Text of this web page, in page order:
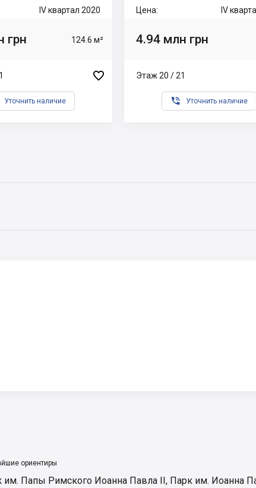
IV квартал 2020
грн 124.6 м²

Уточнить наличие
Цена: IV
4.94 млн грн
Этаж 20 / 21
 Уточнить наличие
ориентиры
им. Папы Римского Иоанна Павла ІІ, Парк им. Иоанна